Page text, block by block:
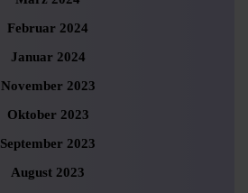
Februar 2024
Januar 2024
November 2023
Oktober 2023
September 2023
August 2023